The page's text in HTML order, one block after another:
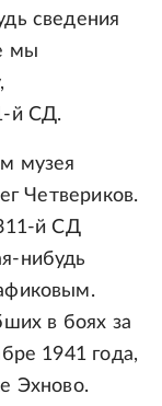
сведения
мы
й СД.
музея
Четвериков.
й СД
нибудь
в боях за
1941 года,
Эхново.